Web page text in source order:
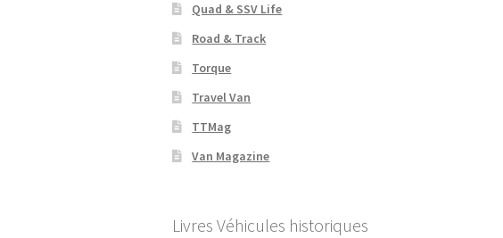
Quad & SSV Life
Road & Track
Torque
Travel Van
TTMag
Van Magazine
Livres Véhicules historiques